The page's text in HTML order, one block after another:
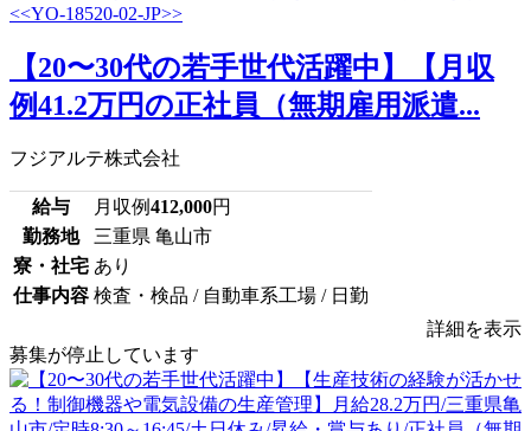
【20〜30代の若手世代活躍中】【月収
例41.2万円の正社員（無期雇用派遣...
フジアルテ株式会社
給与 月収例412,000円
勤務地
三重県 亀山市
寮・社宅 あり
仕事内容 検査・検品 / 自動車系工場 / 日勤
詳細を表示
募集が停止しています